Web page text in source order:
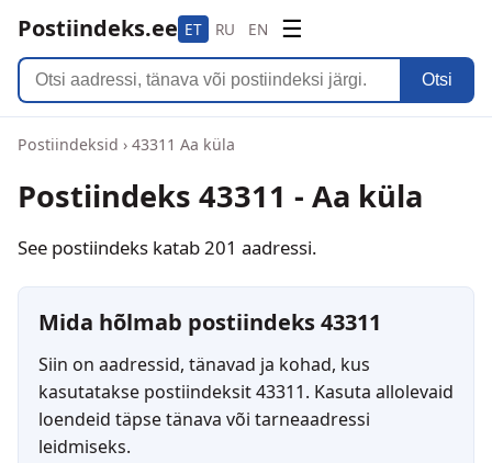
Postiindeks.ee ET RU EN ☰
Otsi
Postiindeksid › 43311 Aa küla
Postiindeks 43311 - Aa küla
See postiindeks katab 201 aadressi.
Mida hõlmab postiindeks 43311
Siin on aadressid, tänavad ja kohad, kus
kasutatakse postiindeksit 43311. Kasuta allolevaid
loendeid täpse tänava või tarneaadressi
leidmiseks.